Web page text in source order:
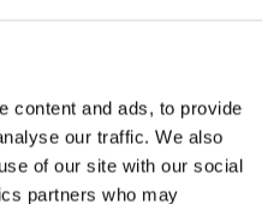
content and ads, to provide
our traffic. We also
of our site with our social
partners who may